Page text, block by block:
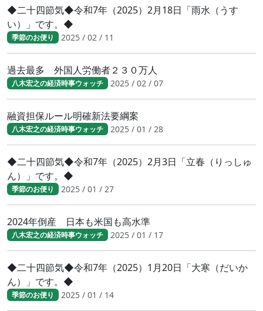
◆二十四節気◆令和7年（2025）2月18日「雨水（うす
い）」です。◆
季節のお便り 2025 / 02 / 11
過去最多 外国人労働者２３０万人
八木宏之の経済時事ウォッチ 2025 / 02 / 07
融資担保ルール明確新法要綱案
八木宏之の経済時事ウォッチ 2025 / 01 / 28
◆二十四節気◆令和7年（2025）2月3日「立春（りっしゅ
ん）」です。◆
季節のお便り 2025 / 01 / 27
2024年倒産 日本も米国も高水準
八木宏之の経済時事ウォッチ 2025 / 01 / 17
◆二十四節気◆令和7年（2025）1月20日「大寒（だいか
ん）」です。◆
季節のお便り 2025 / 01 / 14